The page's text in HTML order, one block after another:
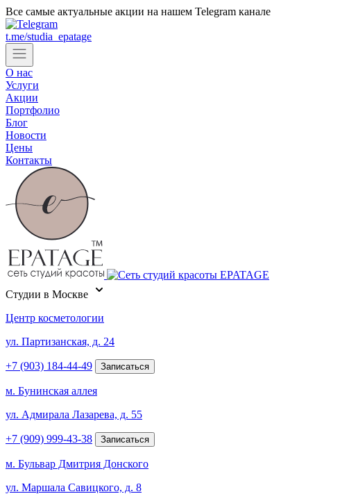
Все самые актуальные акции на нашем Telegram канале
t.me/studia_epatage
О нас
Услуги
Акции
Портфолио
Блог
Новости
Цены
Контакты
Cтудии в Москве
Центр косметологии
ул. Партизанская, д. 24
+7 (903) 184-44-49 Записаться
м. Бунинская аллея
ул. Адмирала Лазарева, д. 55
+7 (909) 999-43-38 Записаться
м. Бульвар Дмитрия Донского
ул. Маршала Савицкого, д. 8